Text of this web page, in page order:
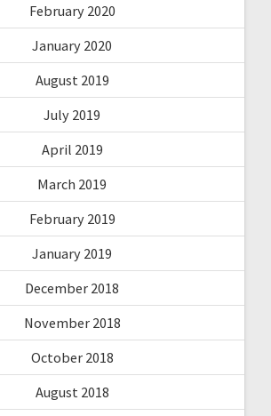
February 2020
January 2020
August 2019
July 2019
April 2019
March 2019
February 2019
January 2019
December 2018
November 2018
October 2018
August 2018